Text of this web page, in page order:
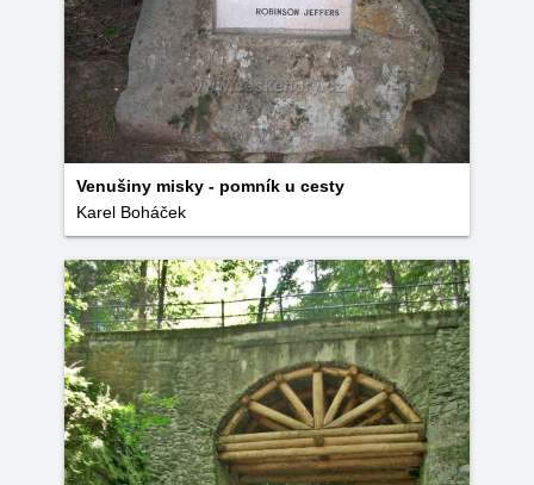
Venušiny misky - pomník u cesty
Karel Boháček